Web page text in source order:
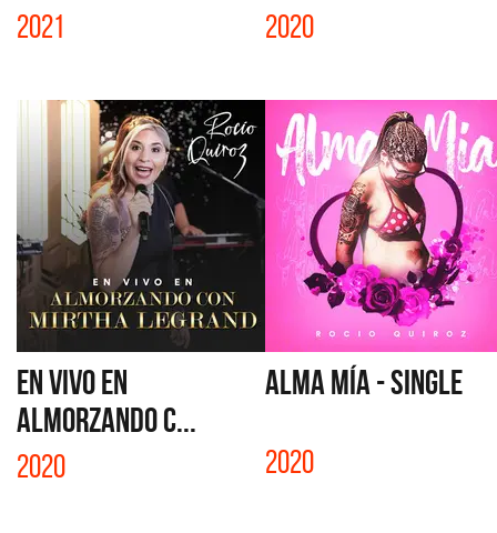
2021 2020
EN VIVO EN
ALMORZANDO C...
2020
ALMA MÍA - SINGLE
2020